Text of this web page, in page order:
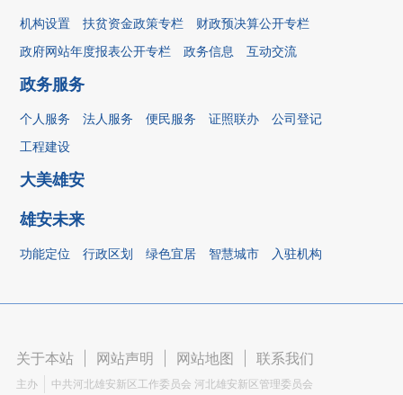
机构设置 扶贫资金政策专栏
财政预决算公开专栏
政府网站年度报表公开专栏
政务信息 互动交流
政务服务
个人服务 法人服务 便民服务 证照联办
公司登记
工程建设
大美雄安
雄安未来
功能定位 行政区划 绿色宜居 智慧城市 入驻机构
关于本站 网站声明 网站地图 联系我们
主办 中共河北雄安新区工作委员会 河北雄安新区管理委员会